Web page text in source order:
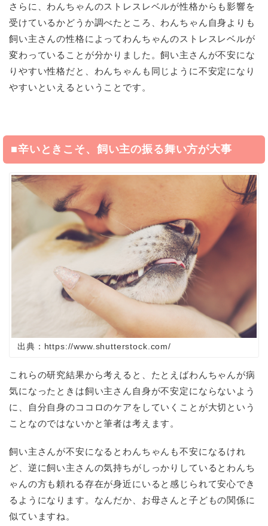
さらに、わんちゃんのストレスレベルが性格からも影響を
受けているかどうか調べたところ、わんちゃん自身よりも
飼い主さんの性格によってわんちゃんのストレスレベルが
変わっていることが分かりました。飼い主さんが不安にな
りやすい性格だと、わんちゃんも同じように不安定になり
やすいといえるということです。
■辛いときこそ、飼い主の振る舞い方が大事
出典：https://www.shutterstock.com/
これらの研究結果から考えると、たとえばわんちゃんが病
気になったときは飼い主さん自身が不安定にならないよう
に、自分自身のココロのケアをしていくことが大切という
ことなのではないかと筆者は考えます。
飼い主さんが不安になるとわんちゃんも不安になるけれ
ど、逆に飼い主さんの気持ちがしっかりしているとわんち
ゃんの方も頼れる存在が身近にいると感じられて安心でき
るようになります。なんだか、お母さんと子どもの関係に
似ていますね。